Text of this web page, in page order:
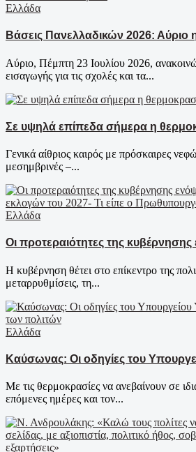
Ελλάδα
Βάσεις Πανελλαδικών 2026: Αύριο
Αύριο, Πέμπτη 23 Ιουλίου 2026,
εισαγωγής για τις σχολές και τα...
Σε υψηλά επίπεδα σήμερα η
Γενικά αίθριος καιρός με πρόσκαιρες
μεσημβρινές –...
Ελλάδα
Οι προτεραιότητες της
Η κυβέρνηση θέτει στο επίκεντρο της
μεταρρυθμίσεις, τη...
Ελλάδα
Καύσωνας: Οι οδηγίες του
Με τις θερμοκρασίες να ανεβαίνουν σε
επόμενες ημέρες και τον...